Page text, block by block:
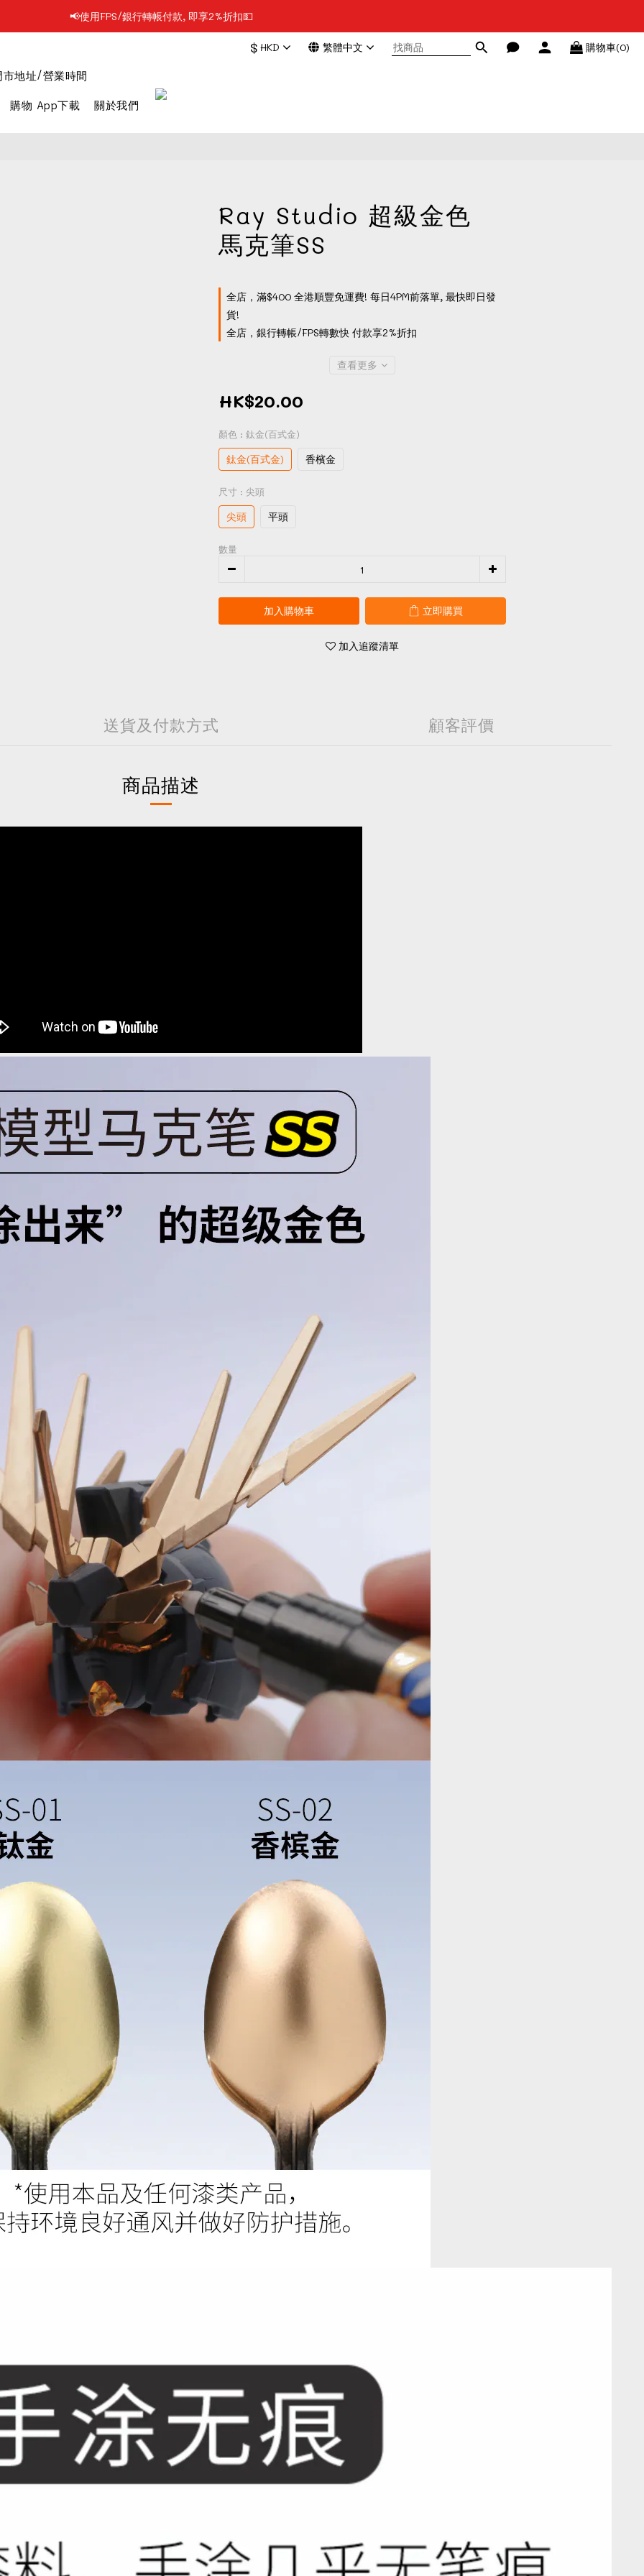
📢凡購物滿$199 順豐自提點免運費📦📦
📢凡購物滿$199 順豐自提點免運費📦📦
📢每日1PM前落單, 最快即日發貨/門市自取🔥
📢使用FPS/銀行轉帳付款, 即享2%折扣💵
📢凡購物滿$199 順豐自提點免運費📦📦
$ HKD 繁體中文 購物車(0)
市地址/營業時間
購物 App下載 關於我們
Ray Studio 超級金色
馬克筆SS
全店，滿$400 全港順豐免運費! 每日4PM前落單, 最快即日發
貨!
全店，銀行轉帳/FPS轉數快 付款享2%折扣
查看更多
HK$20.00
顏色 : 鈦金(百式金)
鈦金(百式金) 香檳金
尺寸 : 尖頭
尖頭 平頭
數量
加入購物車 立即購買
加入追蹤清單
送貨及付款方式 顧客評價
商品描述
立即購買